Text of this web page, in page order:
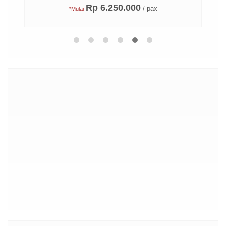
*Mulai Rp 6.250.000 / pax